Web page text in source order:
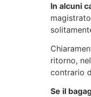
In alcuni
ritorno,
contrario
Se il